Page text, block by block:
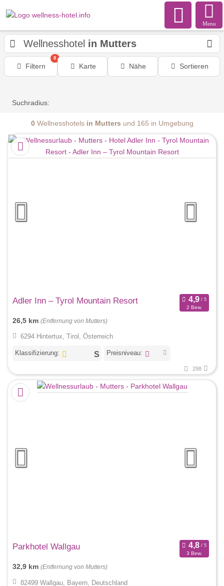
Menu
Wellnesshotel in Mutters
Filtern
0
Karte Nähe Sortieren
Suchradius:
0Wellnesshotels in Mutters und 165 in Umgebung
Adler Inn – Tyrol Mountain Resort
2 Bew.
26,5 km (Entfernung von Mutters)
6294 Hintertux, Tirol, Österreich
Klassifizierung: Preisniveau:
298
Parkhotel Wallgau
3 Bew.
32,9 km (Entfernung von Mutters)
82499 Wallgau, Bayern, Deutschland